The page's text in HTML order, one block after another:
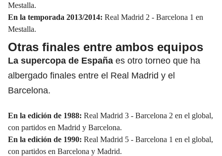
Mestalla.
En la temporada 2013/2014: Real Madrid 2 - Barcelona 1 en
Mestalla.
Otras finales entre ambos equipos
La supercopa de España es otro torneo que ha
albergado finales entre el Real Madrid y el
Barcelona.
En la edición de 1988: Real Madrid 3 - Barcelona 2 en el global,
con partidos en Madrid y Barcelona.
En la edición de 1990: Real Madrid 5 - Barcelona 1 en el global,
con partidos en Barcelona y Madrid.